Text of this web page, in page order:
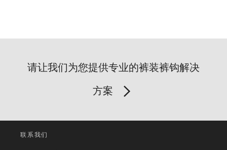
请让我们为您提供专业的裤装裤钩解决
方案
联系我们